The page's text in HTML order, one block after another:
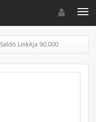
Toggle
Saldo LinkAja 90.000